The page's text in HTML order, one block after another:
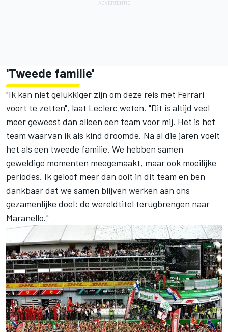
'Tweede familie'
"Ik kan niet gelukkiger zijn om deze reis met Ferrari
voort te zetten", laat Leclerc weten. "Dit is altijd veel
meer geweest dan alleen een team voor mij. Het is het
team waarvan ik als kind droomde. Na al die jaren voelt
het als een tweede familie. We hebben samen
geweldige momenten meegemaakt, maar ook moeilijke
periodes. Ik geloof meer dan ooit in dit team en ben
dankbaar dat we samen blijven werken aan ons
gezamenlijke doel: de wereldtitel terugbrengen naar
Maranello."